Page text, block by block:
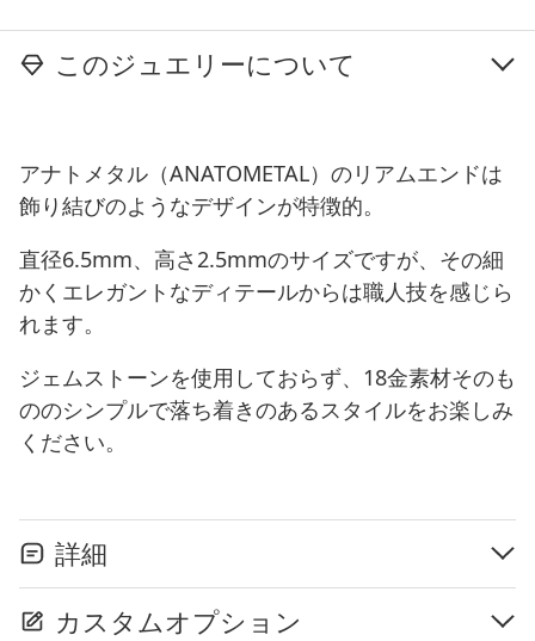
このジュエリーについて
アナトメタル（ANATOMETAL）のリアムエンドは
飾り結びのようなデザインが特徴的。
直径6.5mm、高さ2.5mmのサイズですが、その細
かくエレガントなディテールからは職人技を感じら
れます。
ジェムストーンを使用しておらず、18金素材そのも
ののシンプルで落ち着きのあるスタイルをお楽しみ
ください。
詳細
カスタムオプション